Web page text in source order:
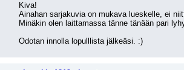
Kiva!
Ainahan sarjakuvia on mukava lueskelle, ei
Minäkin olen laittamassa tänne tänään pari
Odotan innolla lopulllista jälkeäsi. :)